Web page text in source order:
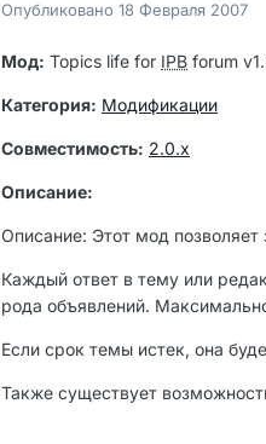
Опубликовано 18 Февраля 2007
Мод: Topics life for IPB forum
Категория: Модификации
Совместимость: 2.0.x
Описание:
Описание: Этот мод
Каждый ответ в тему или
рода объявлений.
Если срок темы истек, она
Также существует